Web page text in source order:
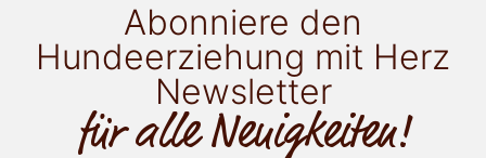
Abonniere den
Hundeerziehung mit Herz
Newsletter
für alle Neuigkeiten!